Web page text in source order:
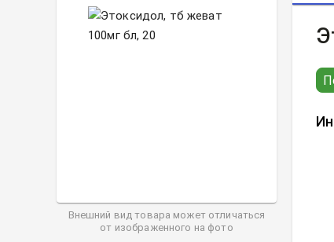
Внешний вид товара может отличаться
от изображенного на фото